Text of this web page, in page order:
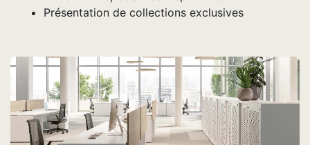
Présentation de collections exclusives